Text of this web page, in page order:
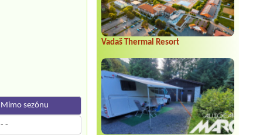
Vadaš Thermal Resort
Mimo sezónu
- -